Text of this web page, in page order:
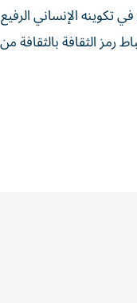
في تكوينه الإنساني
رمز الثقافة